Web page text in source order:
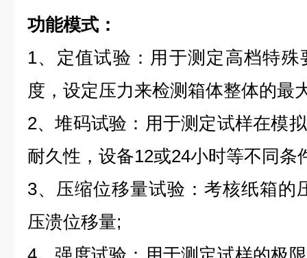
功能模式：
1、定值试验：用于测定高档特
度，设定压力来检测箱体整体的最
2、堆码试验：用于测定试样在模
耐久性，设备12或24小时等不同条
3、压缩位移量试验：考核纸箱的
压溃位移量;